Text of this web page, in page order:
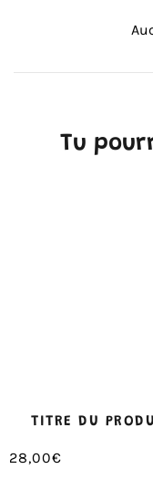
Tu
TITRE DU
28,00€
/